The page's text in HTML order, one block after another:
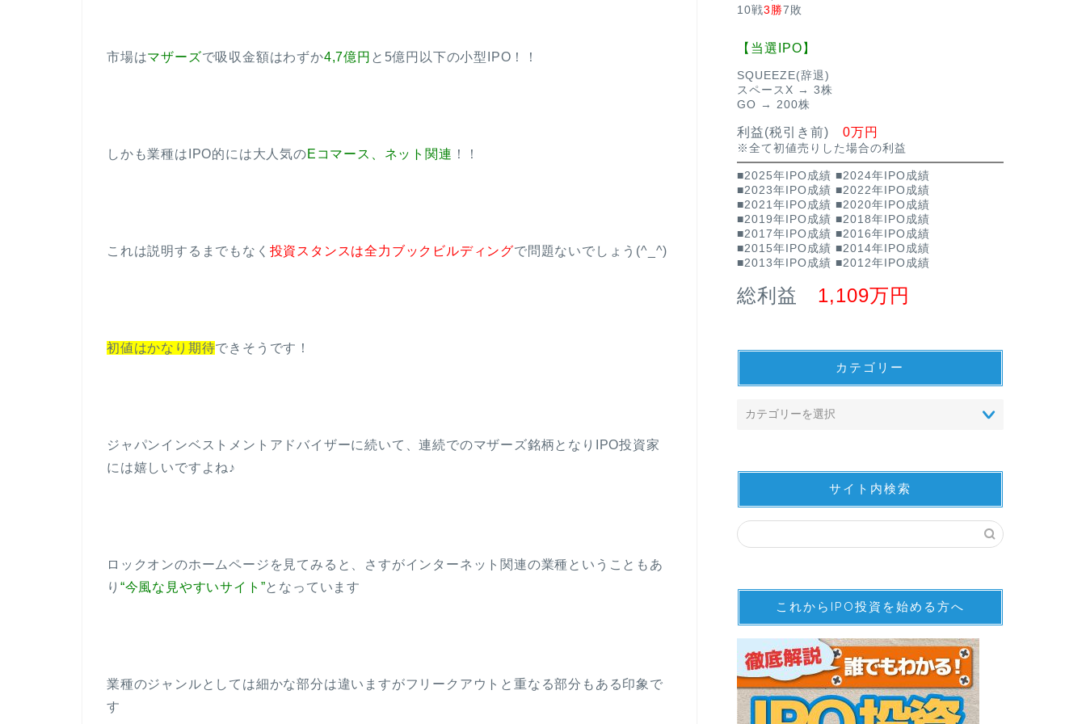
市場はマザーズで吸収金額はわずか4,7億円 と5億円以下の小型IPO！！
しかも業種はIPO的には大人気のEコマース、ネット関連 ！！
これは説明するまでもなく 投資スタンスは全力ブックビルディングで問題ないでしょう(^_^)
初値はかなり期待できそうです！
ジャパンインベストメントアドバイザーに続いて、連続でのマザーズ銘柄となりIPO投資家
には嬉しいですよね♪
ロックオンのホームページを見てみると、さすがインターネット関連の業種ということもあ
り “今風な見やすいサイト”となっています
業種のジャンルとしては細かな部分は違いますがフリークアウトと重なる部分もある印象で
す
10戦3勝7敗
【当選IPO】
SQUEEZE(辞退)
スペースX → 3株
GO → 200株
利益(税引き前) 0万円
※全て初値売りした場合の利益
■2025年IPO成績 ■2024年IPO成績
■2023年IPO成績 ■2022年IPO成績
■2021年IPO成績 ■2020年IPO成績
■2019年IPO成績 ■2018年IPO成績
■2017年IPO成績 ■2016年IPO成績
■2015年IPO成績 ■2014年IPO成績
■2013年IPO成績 ■2012年IPO成績
総利益 1,109万円
カテゴリー
サイト内検索
これからIPO投資を始める方へ